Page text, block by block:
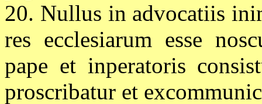
20. Nullus in advocatiis
res ecclesiarum esse
pape et inperatoris
proscribatur et